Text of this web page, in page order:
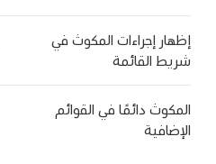
إظهار إجراءات المكوث في
شريط القائمة
المكوث دائمًا في القوائم
الإضافية